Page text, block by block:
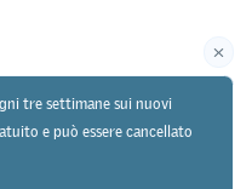
tre settimane sui nuovi
e può essere cancellato